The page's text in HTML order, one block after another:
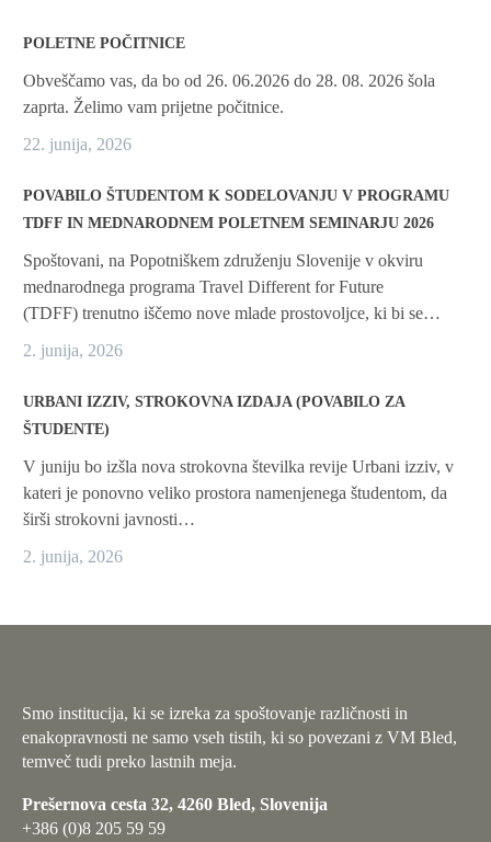
POLETNE POČITNICE
Obveščamo vas, da bo od 26. 06.2026 do 28. 08. 2026 šola
zaprta. Želimo vam prijetne počitnice.
22. junija, 2026
POVABILO ŠTUDENTOM K SODELOVANJU V PROGRAMU
TDFF IN MEDNARODNEM POLETNEM SEMINARJU 2026
Spoštovani, na Popotniškem združenju Slovenije v okviru
mednarodnega programa Travel Different for Future
(TDFF) trenutno iščemo nove mlade prostovoljce, ki bi se…
2. junija, 2026
URBANI IZZIV, STROKOVNA IZDAJA (POVABILO ZA
ŠTUDENTE)
V juniju bo izšla nova strokovna številka revije Urbani izziv, v
kateri je ponovno veliko prostora namenjenega študentom, da
širši strokovni javnosti…
2. junija, 2026
Smo institucija, ki se izreka za spoštovanje različnosti in
enakopravnosti ne samo vseh tistih, ki so povezani z VM Bled,
temveč tudi preko lastnih meja.
Prešernova cesta 32, 4260 Bled, Slovenija
+386 (0)8 205 59 59